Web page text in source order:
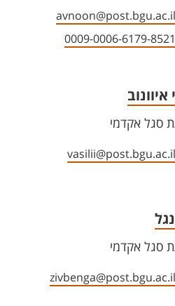
avnoon@post.bgu.ac.il
0009-0006-6179-8521
איוונוב
סגל אקדמי
vasilii@post.bgu.ac.il
סגל אקדמי
zivbenga@post.bgu.ac.il